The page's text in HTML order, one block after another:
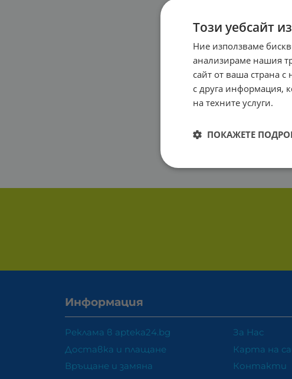
Информация
Реклама в apteka24.bg
Доставка и плащане
Връщане и замяна
За Нас
Карта на
Контакти
Този уебсайт
Ние използваме
анализираме нашия
сайт от ваша страна
с друга информация,
на техните услуги.
ПОКАЖЕТЕ